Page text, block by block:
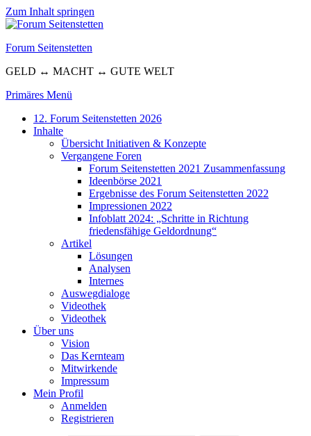
Zum Inhalt springen
Forum Seitenstetten
GELD ↔ MACHT ↔ GUTE WELT
Primäres Menü
12. Forum Seitenstetten 2026
Inhalte
Übersicht Initiativen & Konzepte
Vergangene Foren
Forum Seitenstetten 2021 Zusammenfassung
Ideenbörse 2021
Ergebnisse des Forum Seitenstetten 2022
Impressionen 2022
Infoblatt 2024: „Schritte in Richtung
friedensfähige Geldordnung“
Artikel
Lösungen
Analysen
Internes
Auswegdialoge
Videothek
Videothek
Über uns
Vision
Das Kernteam
Mitwirkende
Impressum
Mein Profil
Anmelden
Registrieren